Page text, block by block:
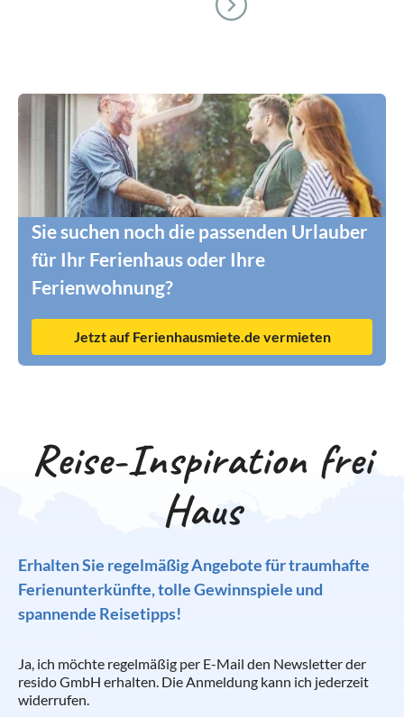
Sie suchen noch die passenden Urlauber
für Ihr Ferienhaus oder Ihre
Ferienwohnung?
Jetzt auf Ferienhausmiete.de vermieten
Reise-Inspiration frei
Haus
Erhalten Sie regelmäßig Angebote für traumhafte
Ferienunterkünfte, tolle Gewinnspiele und
spannende Reisetipps!
Ja, ich möchte regelmäßig per E-Mail den Newsletter der
resido GmbH erhalten. Die Anmeldung kann ich jederzeit
widerrufen.